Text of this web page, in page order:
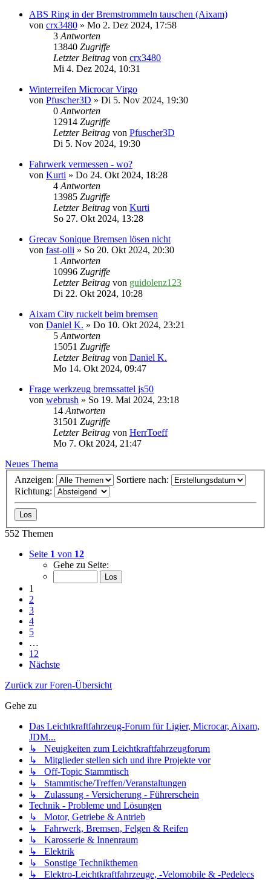
ABS Ring in der Bremstrommeln tauschen (Aixam)
von crx3480 » Mo 2. Dez 2024, 17:58
3Antworten
13840 Zugriffe
Letzter Beitrag von crx3480
Mi 4. Dez 2024, 10:31
Winterreifen Microcar Virgo
von Pfuscher3D » Di 5. Nov 2024, 19:30
0Antworten
12914 Zugriffe
Letzter Beitrag von Pfuscher3D
Di 5. Nov 2024, 19:30
Fahrwerk vermessen - wo?
von Kurti » Do 24. Okt 2024, 18:28
4Antworten
13985 Zugriffe
Letzter Beitrag von Kurti
So 27. Okt 2024, 13:28
Grecav Sonique Bremsen lösen nicht
von fast-olli » So 20. Okt 2024, 20:30
1Antworten
10996 Zugriffe
Letzter Beitrag von guidolenz123
Di 22. Okt 2024, 10:28
Aixam City ruckelt beim bremsen
von Daniel K. » Do 10. Okt 2024, 23:21
5Antworten
15051 Zugriffe
Letzter Beitrag von Daniel K.
Mo 14. Okt 2024, 09:47
Frage werkzeug bremssattel js50
von webrush » So 19. Mai 2024, 23:18
14Antworten
31501 Zugriffe
Letzter Beitrag von HerrToeff
Mo 7. Okt 2024, 21:47
Neues Thema
Anzeigen:
Sortiere nach:
Richtung:
552 Themen
Seite 1 von 12
Gehe zu Seite:
1
2
3
4
5
…
12
Nächste
Zurück zur Foren-Übersicht
Gehe zu
Das Leichtkraftfahrzeug-Forum für Ligier, Microcar, Aixam,
JDM...
↳ Neuigkeiten zum Leichtkraftfahrzeugforum
↳ Mitglieder stellen sich und ihre Projekte vor
↳ Off-Topic Stammtisch
↳ Stammtische/Treffen/Veranstaltungen
↳ Zulassung - Versicherung - Führerschein
Technik - Probleme und Lösungen
↳ Motor, Getriebe & Antrieb
↳ Fahrwerk, Bremsen, Felgen & Reifen
↳ Karosserie & Innenraum
↳ Elektrik
↳ Sonstige Technikthemen
↳ Elektro-Leichtkraftfahrzeuge, -Velomobile & -Pedelecs